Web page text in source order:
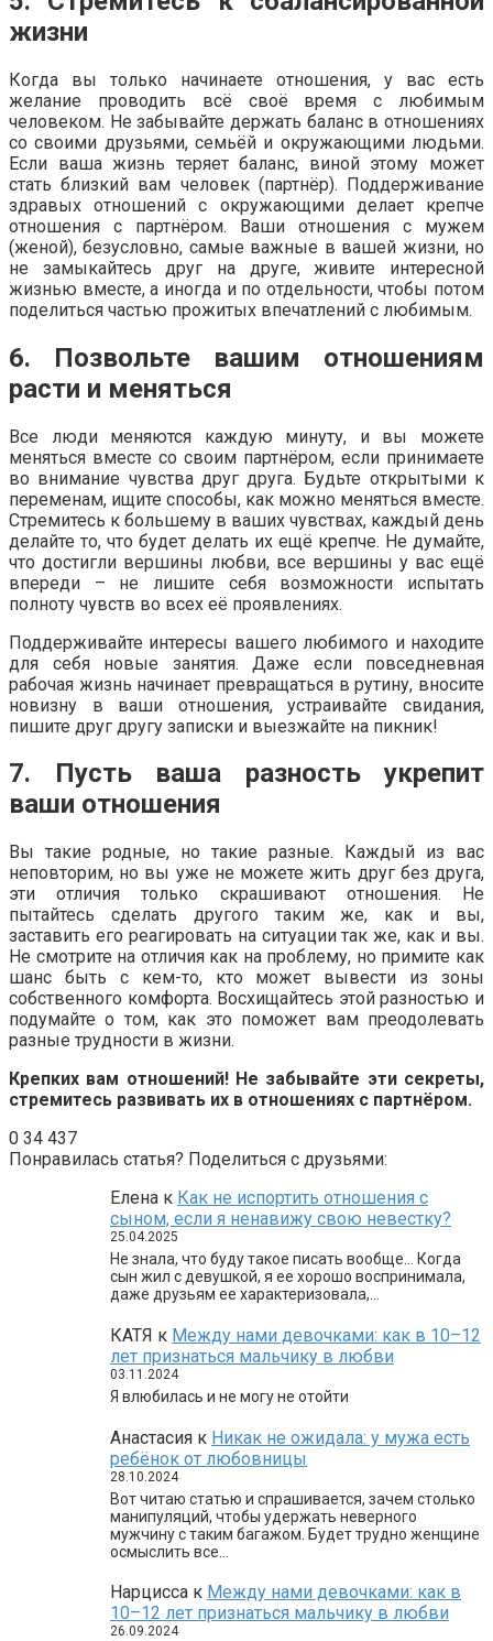
жизни
Когда вы только начинаете отношения, у вас есть
желание проводить всё своё время с любимым
человеком. Не забывайте держать баланс в отношениях
со своими друзьями, семьёй и окружающими людьми.
Если ваша жизнь теряет баланс, виной этому может
стать близкий вам человек (партнёр). Поддерживание
здравых отношений с окружающими делает крепче
отношения с партнёром. Ваши отношения с мужем
(женой), безусловно, самые важные в вашей жизни, но
не замыкайтесь друг на друге, живите интересной
жизнью вместе, а иногда и по отдельности, чтобы потом
поделиться частью прожитых впечатлений с любимым.
6. Позвольте вашим отношениям
расти и меняться
Все люди меняются каждую минуту, и вы можете
меняться вместе со своим партнёром, если принимаете
во внимание чувства друг друга. Будьте открытыми к
переменам, ищите способы, как можно меняться вместе.
Стремитесь к большему в ваших чувствах, каждый день
делайте то, что будет делать их ещё крепче. Не думайте,
что достигли вершины любви, все вершины у вас ещё
впереди – не лишите себя возможности испытать
полноту чувств во всех её проявлениях.
Поддерживайте интересы вашего любимого и находите
для себя новые занятия. Даже если повседневная
рабочая жизнь начинает превращаться в рутину, вносите
новизну в ваши отношения, устраивайте свидания,
пишите друг другу записки и выезжайте на пикник!
7. Пусть ваша разность укрепит
ваши отношения
Вы такие родные, но такие разные. Каждый из вас
неповторим, но вы уже не можете жить друг без друга,
эти отличия только скрашивают отношения. Не
пытайтесь сделать другого таким же, как и вы,
заставить его реагировать на ситуации так же, как и вы.
Не смотрите на отличия как на проблему, но примите как
шанс быть с кем-то, кто может вывести из зоны
собственного комфорта. Восхищайтесь этой разностью и
подумайте о том, как это поможет вам преодолевать
разные трудности в жизни.
Крепких вам отношений! Не забывайте эти секреты,
стремитесь развивать их в отношениях с партнёром.
0 34 437
Понравилась статья? Поделиться с друзьями:
Елена к Как не испортить отношения с
сыном, если я ненавижу свою невестку?
25.04.2025
Не знала, что буду такое писать вообще… Когда
сын жил с девушкой, я ее хорошо воспринимала,
даже друзьям ее характеризовала,…
КАТЯ к Между нами девочками: как в 10–12
лет признаться мальчику в любви
03.11.2024
Я влюбилась и не могу не отойти
Анастасия к Никак не ожидала: у мужа есть
ребёнок от любовницы
28.10.2024
Вот читаю статью и спрашивается, зачем столько
манипуляций, чтобы удержать неверного
мужчину с таким багажом. Будет трудно женщине
осмыслить все…
Нарцисса к Между нами девочками: как в
10–12 лет признаться мальчику в любви
26.09.2024